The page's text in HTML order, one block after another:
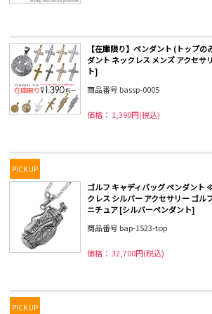
【在庫限り】ペンダント (トップの
ダント ネックレス メンズ アクセサ
ト]
商品番号 bassp-0005
価格： 1,390円(税込)
PICK UP
ゴルフ キャディバッグ ペンダント
クレス シルバー アクセサリー ゴル
ニチュア [シルバーペンダント]
商品番号 bap-1523-top
価格： 32,700円(税込)
PICK UP